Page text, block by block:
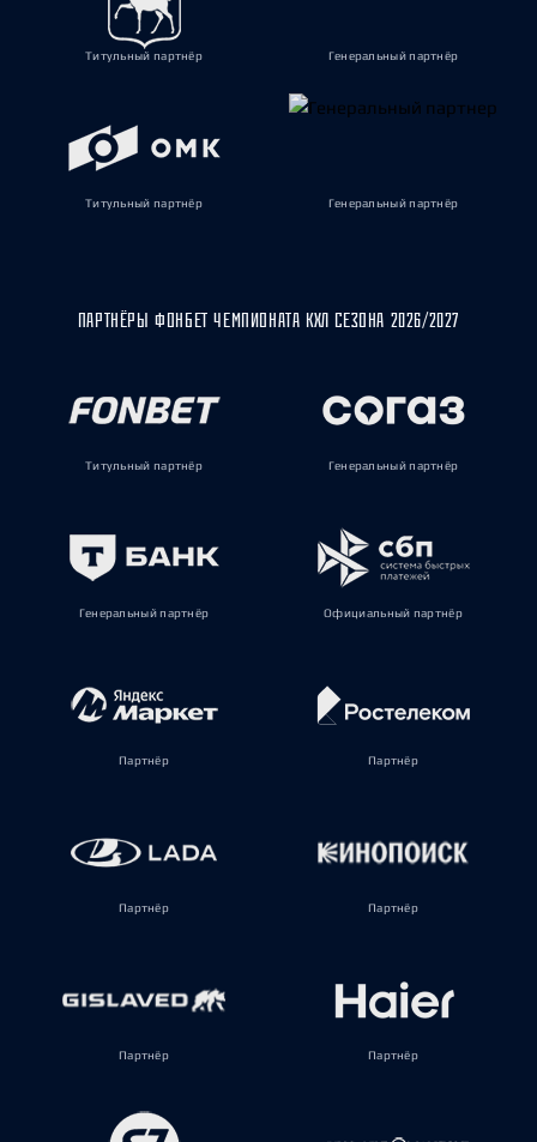
Титульный партнёр Генеральный партнёр
Титульный партнёр Генеральный партнёр
ПАРТНЁРЫ ФОНБЕТ ЧЕМПИОНАТА КХЛ СЕЗОНА 2026/2027
Титульный партнёр Генеральный партнёр
Генеральный партнёр Официальный партнёр
Партнёр Партнёр
Партнёр Партнёр
Партнёр Партнёр